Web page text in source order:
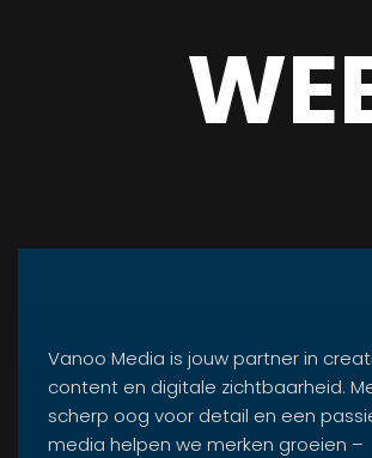
Vanoo Media is jouw partner in
content en digitale zichtbaarheid.
scherp oog voor detail en een
media helpen we merken groeien –